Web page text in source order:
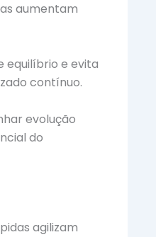
aumentam
equilíbrio e evita
contínuo.
evolução
do
agilizam